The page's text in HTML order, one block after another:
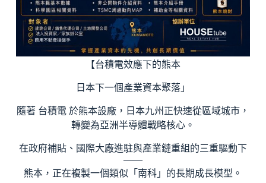
【台積電效應下的熊本
日本下一個產業資本聚落」
隨著 台積電 於熊本設廠，日本九州正快速從區域城市，
轉變為亞洲半導體戰略核心。
在政府補貼、國際大廠進駐與產業鏈重組的三重驅動下
——
熊本，正在複製一個類似「南科」的長期成長模型。